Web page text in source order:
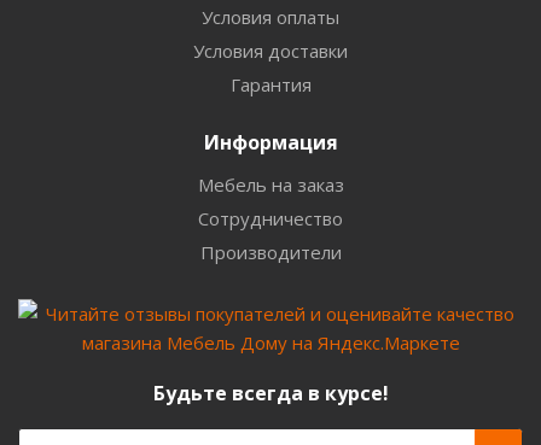
Условия оплаты
Условия доставки
Гарантия
Информация
Мебель на заказ
Сотрудничество
Производители
Будьте всегда в курсе!